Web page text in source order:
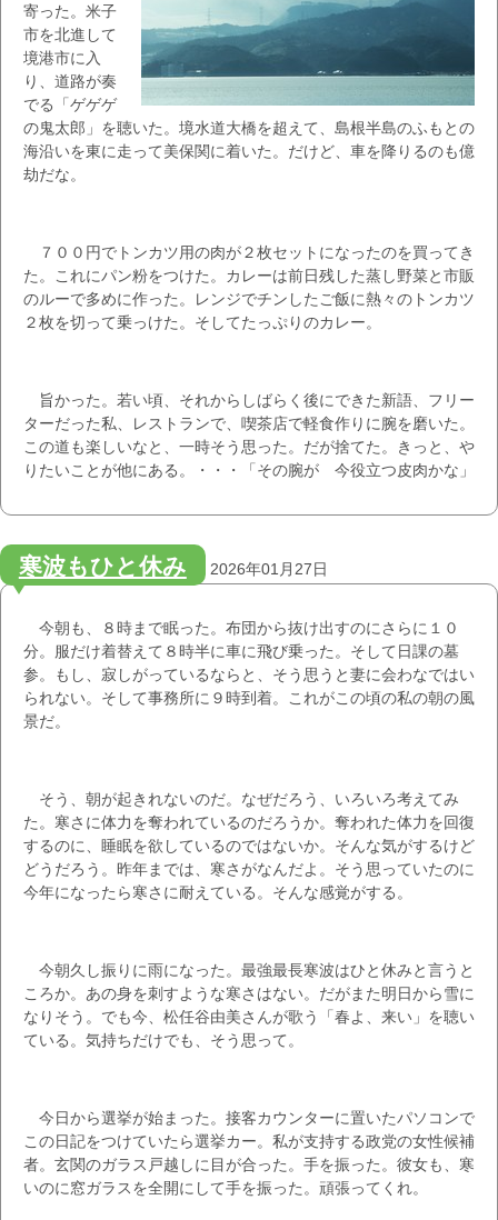
寄った。米子
市を北進して
境港市に入
り、道路が奏
でる「ゲゲゲ
の鬼太郎」を聴いた。境水道大橋を超えて、島根半島のふもとの
海沿いを東に走って美保関に着いた。だけど、車を降りるのも億
劫だな。
７００円でトンカツ用の肉が２枚セットになったのを買ってき
た。これにパン粉をつけた。カレーは前日残した蒸し野菜と市販
のルーで多めに作った。レンジでチンしたご飯に熱々のトンカツ
２枚を切って乗っけた。そしてたっぷりのカレー。
旨かった。若い頃、それからしばらく後にできた新語、フリー
ターだった私、レストランで、喫茶店で軽食作りに腕を磨いた。
この道も楽しいなと、一時そう思った。だが捨てた。きっと、や
りたいことが他にある。・・・「その腕が 今役立つ皮肉かな」
寒波もひと休み 2026年01月27日
今朝も、８時まで眠った。布団から抜け出すのにさらに１０
分。服だけ着替えて８時半に車に飛び乗った。そして日課の墓
参。もし、寂しがっているならと、そう思うと妻に会わなではい
られない。そして事務所に９時到着。これがこの頃の私の朝の風
景だ。
そう、朝が起きれないのだ。なぜだろう、いろいろ考えてみ
た。寒さに体力を奪われているのだろうか。奪われた体力を回復
するのに、睡眠を欲しているのではないか。そんな気がするけど
どうだろう。昨年までは、寒さがなんだよ。そう思っていたのに
今年になったら寒さに耐えている。そんな感覚がする。
今朝久し振りに雨になった。最強最長寒波はひと休みと言うと
ころか。あの身を刺すような寒さはない。だがまた明日から雪に
なりそう。でも今、松任谷由美さんが歌う「春よ、来い」を聴い
ている。気持ちだけでも、そう思って。
今日から選挙が始まった。接客カウンターに置いたパソコンで
この日記をつけていたら選挙カー。私が支持する政党の女性候補
者。玄関のガラス戸越しに目が合った。手を振った。彼女も、寒
いのに窓ガラスを全開にして手を振った。頑張ってくれ。